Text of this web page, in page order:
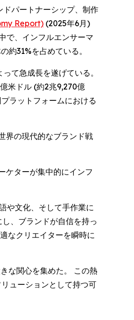
パートナーシップ、制作
Report) (2025年6月)
で、インフルエンサーマ
31%を占めている。
て急成長を遂げている。
米ドル (約2兆9,270億
ラットフォームにおける
界の現代的なブランド戦
ケターが集中的にインフ
や文化、そして手作業に
、ブランドが自信を持っ
なクリエイターを瞬時に
な関心を集めた。 この熱
ューションとして持つ可